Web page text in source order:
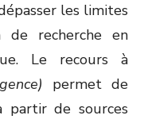
les limites
recherche en
Le recours à
permet de
partir de sources